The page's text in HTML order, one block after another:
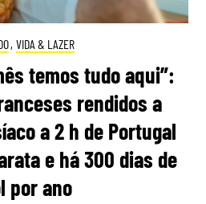
, VIDA & LAZER
temos tudo aqui”:
rendidos a
a 2 h de Portugal
e há 300 dias de
por ano